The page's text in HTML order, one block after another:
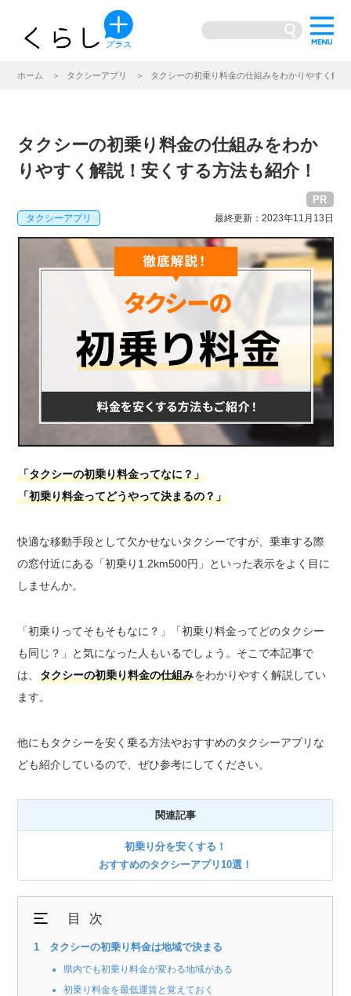
ホーム タクシーアプリ タクシーの初乗り料金の仕組みをわかりやすく解
タクシーの初乗り料金の仕組みをわか
りやすく解説！安くする方法も紹介！
PR
タクシーアプリ 最終更新：2023年11月13日
「タクシーの初乗り料金ってなに？」
「初乗り料金ってどうやって決まるの？」
快適な移動手段として欠かせないタクシーですが、乗車する際
の窓付近にある「初乗り1.2km500円」といった表示をよく目に
しませんか。
「初乗りってそもそもなに？」「初乗り料金ってどのタクシー
も同じ？」と気になった人もいるでしょう。そこで本記事で
は、タクシーの初乗り料金の仕組みをわかりやすく解説してい
ます。
他にもタクシーを安く乗る方法やおすすめのタクシーアプリな
ども紹介しているので、ぜひ参考にしてください。
関連記事
初乗り分を安くする！
おすすめのタクシーアプリ10選！
目次
タクシーの初乗り料金は地域で決まる
県内でも初乗り料金が変わる地域がある
初乗り料金を最低運賃と覚えておく